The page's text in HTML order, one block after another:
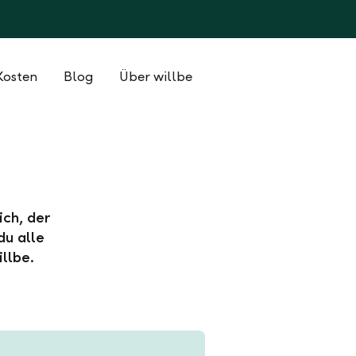
Blog Über willbe
der
alle